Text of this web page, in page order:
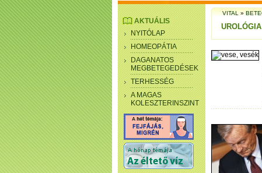
AKTUÁLIS
NYITÓLAP
HOMEOPÁTIA
DAGANATOS
MEGBETEGEDÉSEK
TERHESSÉG
A MAGAS
KOLESZTERINSZINT
VITAL»
UROLÓGIA